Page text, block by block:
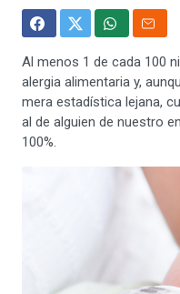
Al menos 1 de cada 100
alergia alimentaria y,
mera estadística lejana,
al de alguien de nuestro
100%.